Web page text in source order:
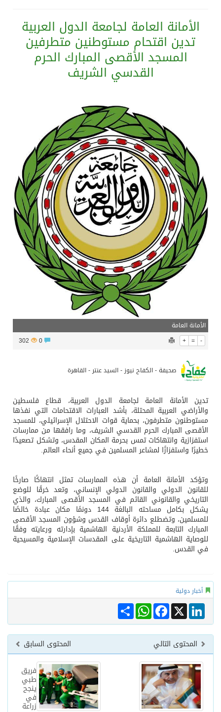
الرئيس عبد الفتاح السيسى يستقبل ملك البحرين
الأمانة العامة لجامعة الدول العربية
تدين اقتحام مستوطنين متطرفين
المسجد الأقصى المبارك الحرم
القدسي الشريف
الأمانة العامة
+ = -
302
صحيفة - الكفاح نيوز - السيد عنتر - القاهرة
​تدين الأمانة العامة لجامعة الدول العربية، قطاع فلسطين
والأراضي العربية المحتلة، بأشد العبارات الاقتحامات التي نفذها
مستوطنون متطرفون، بحماية قوات الاحتلال الإسرائيلي، للمسجد
الأقصى المبارك الحرم القدسي الشريف، وما رافقها من ممارسات
استفزازية وانتهاكات تمس بحرمة المكان المقدس، وتشكل تصعيدًا
خطيرًا واستفزازًا لمشاعر المسلمين في جميع أنحاء العالم.
وتؤكد الأمانة العامة أن هذه الممارسات تمثل انتهاكًا صارخًا
للقانون الدولي والقانون الدولي الإنساني، وتعد خرقًا للوضع
التاريخي والقانوني القائم في المسجد الأقصى المبارك، والذي
يشكل بكامل مساحته البالغة 144 دونمًا مكان عبادة خالصًا
للمسلمين، وتضطلع دائرة أوقاف القدس وشؤون المسجد الأقصى
المبارك التابعة للمملكة الأردنية الهاشمية بإدارته ورعايته وفقًا
للوصاية الهاشمية التاريخية على المقدسات الإسلامية والمسيحية
في القدس.
أخبار دولية
Share
WhatsAppFacebook X
LinkedIn
المحتوى السابق
المحتوى التالي
فريق
طبي
ينجح
في
زراعة